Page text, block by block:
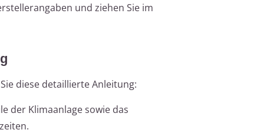
und ziehen Sie im
diese detaillierte Anleitung:
der Klimaanlage sowie das